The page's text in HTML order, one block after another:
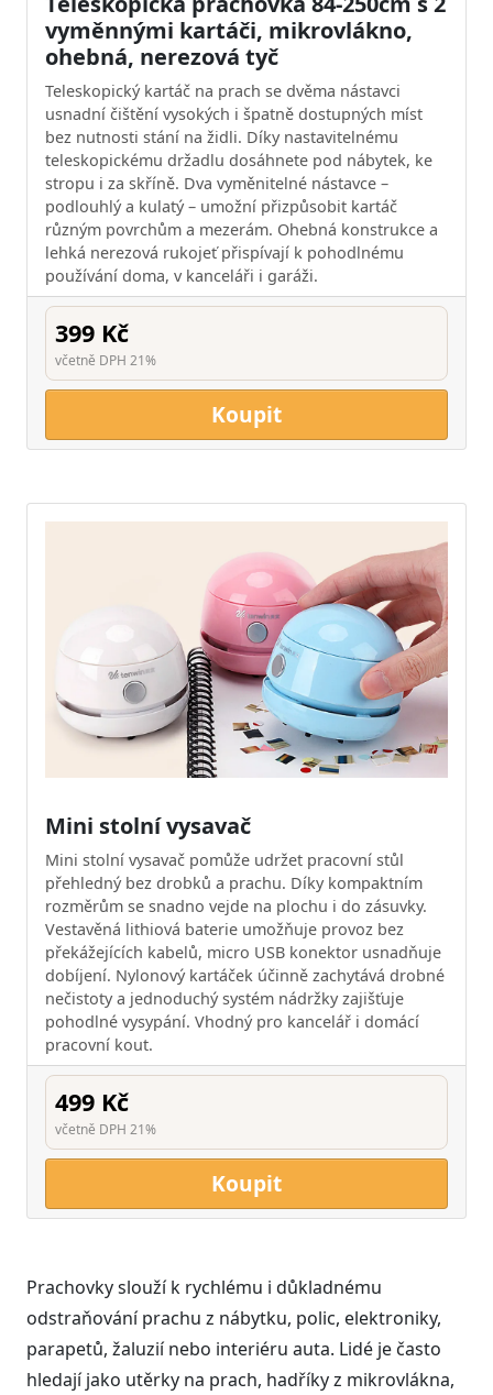
vyměnnými kartáči, mikrovlákno,
ohebná, nerezová tyč
Teleskopický kartáč na prach se dvěma nástavci
usnadní čištění vysokých i špatně dostupných míst
bez nutnosti stání na židli. Díky nastavitelnému
teleskopickému držadlu dosáhnete pod nábytek, ke
stropu i za skříně. Dva vyměnitelné nástavce –
podlouhlý a kulatý – umožní přizpůsobit kartáč
různým povrchům a mezerám. Ohebná konstrukce a
lehká nerezová rukojeť přispívají k pohodlnému
používání doma, v kanceláři i garáži.
399 Kč
včetně DPH 21%
Koupit
Mini stolní vysavač
Mini stolní vysavač pomůže udržet pracovní stůl
přehledný bez drobků a prachu. Díky kompaktním
rozměrům se snadno vejde na plochu i do zásuvky.
Vestavěná lithiová baterie umožňuje provoz bez
překážejících kabelů, micro USB konektor usnadňuje
dobíjení. Nylonový kartáček účinně zachytává drobné
nečistoty a jednoduchý systém nádržky zajišťuje
pohodlné vysypání. Vhodný pro kancelář i domácí
pracovní kout.
499 Kč
včetně DPH 21%
Koupit
Prachovky slouží k rychlému i důkladnému
odstraňování prachu z nábytku, polic, elektroniky,
parapetů, žaluzií nebo interiéru auta. Lidé je často
hledají jako utěrky na prach, hadříky z mikrovlákna,